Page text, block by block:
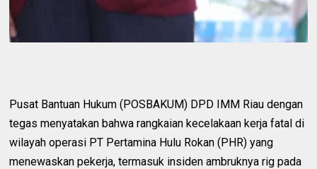
Pusat Bantuan Hukum (POSBAKUM) DPD IMM Riau dengan
tegas menyatakan bahwa rangkaian kecelakaan kerja fatal di
wilayah operasi PT Pertamina Hulu Rokan (PHR) yang
menewaskan pekerja, termasuk insiden ambruknya rig pada